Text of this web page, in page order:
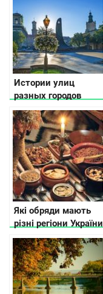
Истории улиц
разных городов
Украины. Часть 2
Які обряди мають
різні регіони України
на Різдво